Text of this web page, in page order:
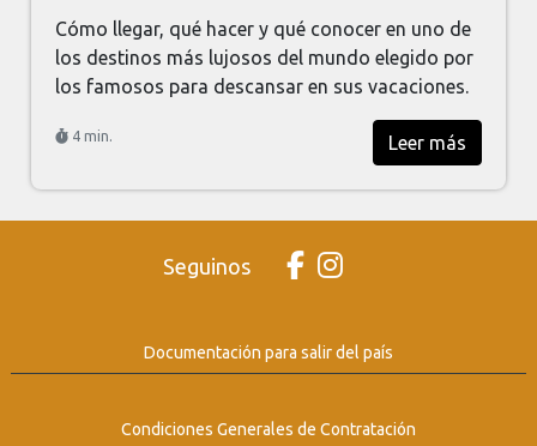
Cómo llegar, qué hacer y qué conocer en uno de
los destinos más lujosos del mundo elegido por
los famosos para descansar en sus vacaciones.
4 min. Leer más
Seguinos
Documentación para salir del país
Condiciones Generales de Contratación